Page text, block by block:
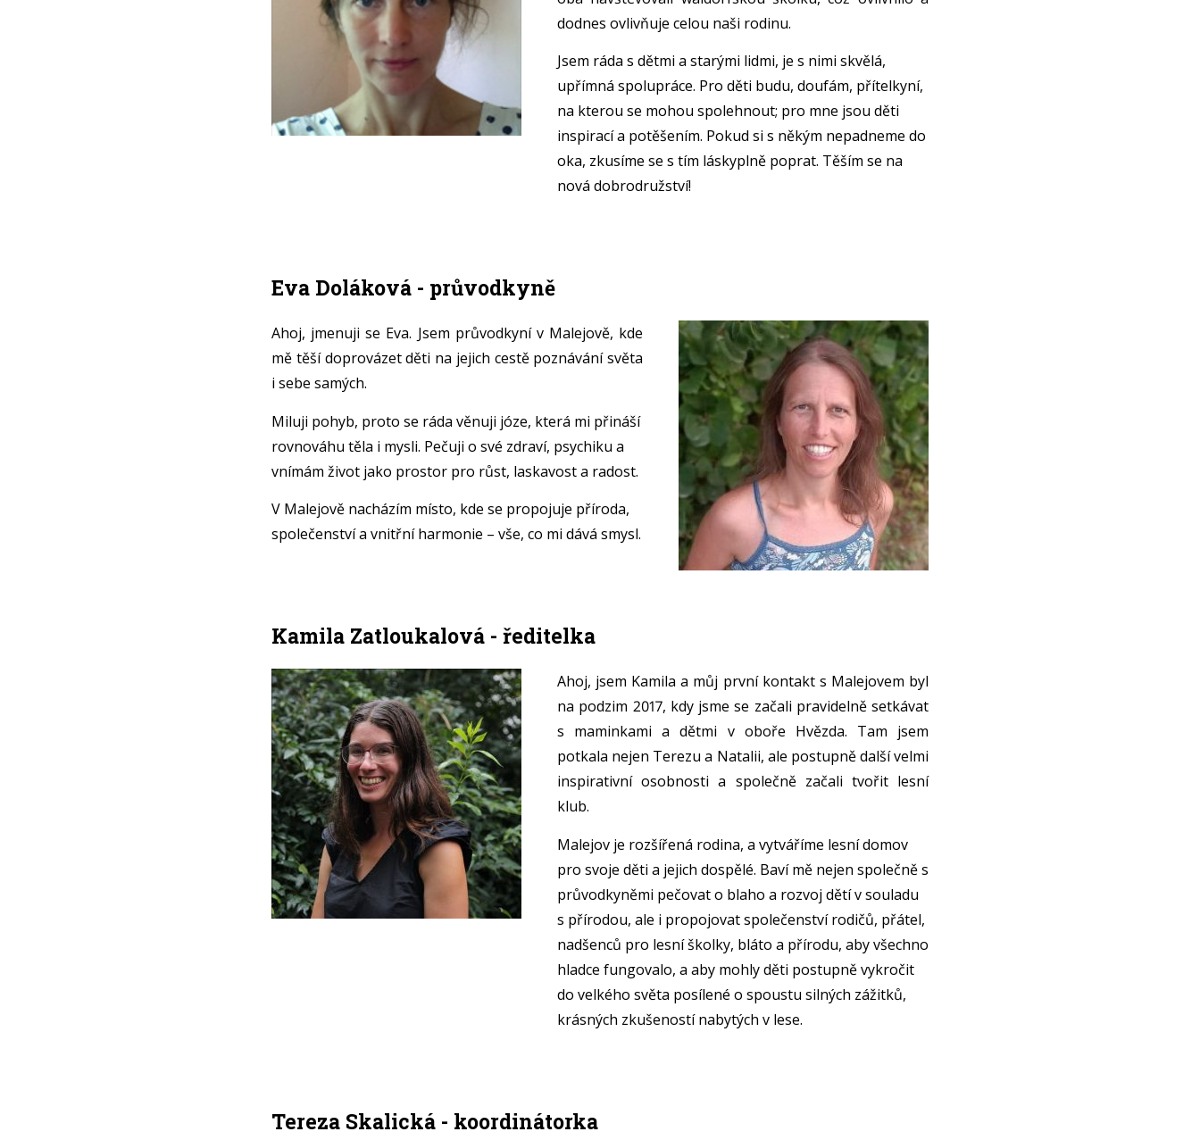
dodnes ovlivňuje celou naši rodinu.
Jsem ráda s dětmi a starými lidmi, je s nimi skvělá,
upřímná spolupráce. Pro děti budu, doufám, přítelkyní,
na kterou se mohou spolehnout; pro mne jsou děti
inspirací a potěšením. Pokud si s někým nepadneme do
oka, zkusíme se s tím láskyplně poprat. Těším se na
nová dobrodružství!
Eva Doláková - průvodkyně
Ahoj, jmenuji se Eva. Jsem průvodkyní v Malejově, kde
mě těší doprovázet děti na jejich cestě poznávání světa
i sebe samých.
Miluji pohyb, proto se ráda věnuji józe, která mi přináší
rovnováhu těla i mysli. Pečuji o své zdraví, psychiku a
vnímám život jako prostor pro růst, laskavost a radost.
V Malejově nacházím místo, kde se propojuje příroda,
společenství a vnitřní harmonie – vše, co mi dává smysl.
Kamila Zatloukalová - ředitelka
Ahoj, jsem Kamila a můj první kontakt s Malejovem byl
na podzim 2017, kdy jsme se začali pravidelně setkávat
s maminkami a dětmi v oboře Hvězda. Tam jsem
potkala nejen Terezu a Natalii, ale postupně další velmi
inspirativní osobnosti a společně začali tvořit lesní
klub.
Malejov je rozšířená rodina, a vytváříme lesní domov
pro svoje děti a jejich dospělé. Baví mě nejen společně s
průvodkyněmi pečovat o blaho a rozvoj dětí v souladu
s přírodou, ale i propojovat společenství rodičů, přátel,
nadšenců pro lesní školky, bláto a přírodu, aby všechno
hladce fungovalo, a aby mohly děti postupně vykročit
do velkého světa posílené o spoustu silných zážitků,
krásných zkušeností nabytých v lese.
Tereza Skalická - koordinátorka